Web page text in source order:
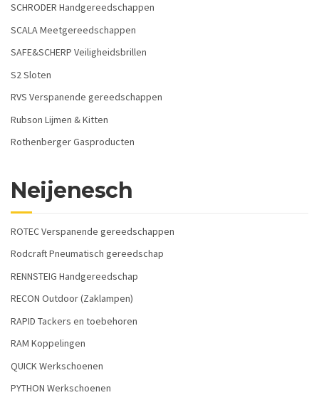
SCHRODER Handgereedschappen
SCALA Meetgereedschappen
SAFE&SCHERP Veiligheidsbrillen
S2 Sloten
RVS Verspanende gereedschappen
Rubson Lijmen & Kitten
Rothenberger Gasproducten
Neijenesch
ROTEC Verspanende gereedschappen
Rodcraft Pneumatisch gereedschap
RENNSTEIG Handgereedschap
RECON Outdoor (Zaklampen)
RAPID Tackers en toebehoren
RAM Koppelingen
QUICK Werkschoenen
PYTHON Werkschoenen